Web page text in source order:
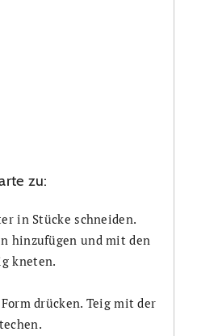
zu:
in Stücke schneiden.
hinzufügen und mit den
kneten.
drücken. Teig mit der